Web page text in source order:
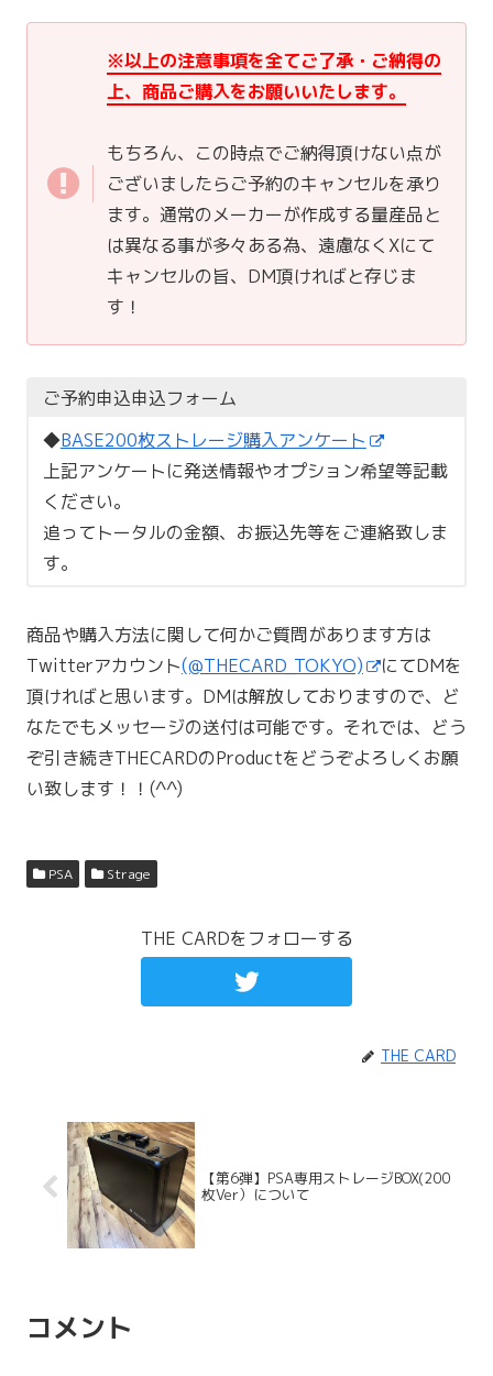
※以上の注意事項を全てご了承・ご納得の
上、商品ご購入をお願いいたします。
もちろん、この時点でご納得頂けない点が
ございましたらご予約のキャンセルを承り
ます。通常のメーカーが作成する量産品と
は異なる事が多々ある為、遠慮なくXにて
キャンセルの旨、DM頂ければと存じま
す！
ご予約申込申込フォーム
◆BASE200枚ストレージ購入アンケート
上記アンケートに発送情報やオプション希望等記載
ください。
追ってトータルの金額、お振込先等をご連絡致しま
す。
商品や購入方法に関して何かご質問があります方は
Twitterアカウント(@THECARD_TOKYO)
にてDMを
頂ければと思います。DMは解放しておりますので、ど
なたでもメッセージの送付は可能です。それでは、どう
ぞ引き続きTHECARDのProductをどうぞよろしくお願
い致します！！(^^)
PSA Strage
THE CARDをフォローする
THE CARD
【第6弾】PSA専用ストレージBOX(200
枚Ver）について
コメント